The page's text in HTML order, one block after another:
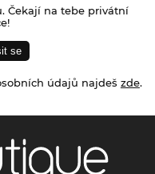
Čekají na tebe privátní
údajů najdeš zde.